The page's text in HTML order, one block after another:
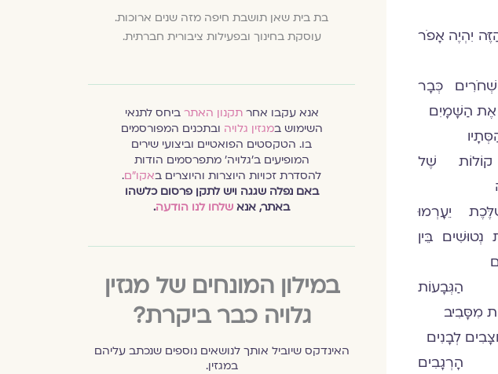
יִהְיֶה אָפֹר
שְׁחֹרִים כְּבָר
הַשָּׁמָיִם
קוֹלוֹת שֶׁל
יֵעָרְמוּ
נְטוּשִׁים בֵּין
מִסָּבִיב
לְבָנִים
הָרְגָבִים
בת בית שאן תושבת חיפה מזה שנים ארוכות.
עוסקת בחינוך ובפעילות ציבורית חברתית.
אנא עקבו אחרתקנון האתר ביחס לתנאי
השימוש במגזין גלויה ובתכנים המפורסמים
בו. הטקסטים הפואטיים וביצועי שירים
המופיעים ב׳גלויה׳ מתפרסמים הודות
להסדרת זכויות היוצרות והיוצרים באקו״ם.
באם נפלה שגגה ויש לתקן פרסום כלשהו
באתר, אנא שלחו לנו הודעה.
במילון המונחים של מגזין
גלויה כבר ביקרת?
האינדקס שיוביל אותך לנושאים נוספים שנכתב עליהם
במגזין.